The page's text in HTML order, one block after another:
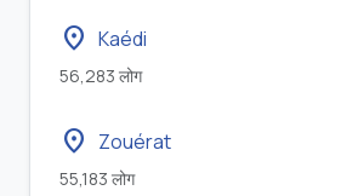
location_on Kaédi
56,283 लोग
location_on Zouérat
55,183 लोग